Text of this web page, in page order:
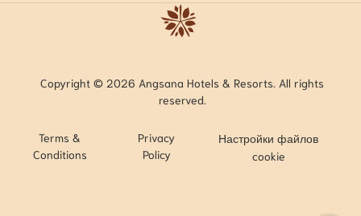
Copyright © 2026 Angsana Hotels & Resorts. All rights
reserved.
Terms &
Conditions
Privacy
Policy
Настройки файлов
cookie